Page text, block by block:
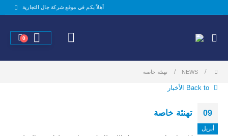
أهلاً بكم في موقع شركة جال التجارية
0
NEWS تهنئة خاصة
09
أبريل
تهنئة خاصة